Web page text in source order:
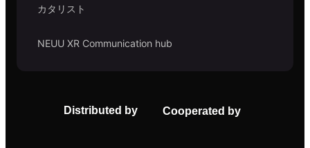
カタリスト
NEUU XR Communication hub
Distributed by Cooperated by